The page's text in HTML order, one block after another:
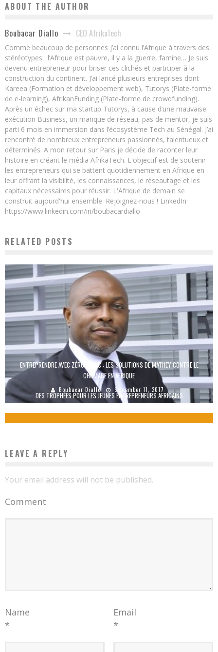
ABOUT THE AUTHOR
Boubacar Diallo CEO AfrikaTech
Comme beaucoup de personnes j’ai connu l’Afrique à travers des
stéréotypes : l’Afrique est pauvre, il y a la guerre, famine… Je suis
devenu entrepreneur pour briser ces clichés et participer à la
construction du continent. J’ai lancé plusieurs entreprises dont
Kareea (Formation et développement web), Tutorys (Plate-forme
de e-learning), AfrikanFunding (Plate-forme de crowdfunding).
Après un échec sur ma startup Tutorys, à cause d’une mauvaise
exécution Business, un manque de réseau, pas de mentor, je suis
parti 6 mois en immersion dans l’écosystème Tech au Sénégal. J’ai
rencontré de nombreux entrepreneurs passionnés, talentueux et
déterminés. A mon retour sur Paris je décide de raconter leur
histoire en créant le média AfrikaTech. L'objectif est de soutenir
les entrepreneurs qui se battent quotidiennement en Afrique en
leur offrant la visibilité, les connaissances, le réseautage et les
capitaux nécessaires pour réussir. L'Afrique de demain se
construit aujourd'hui ensemble. Rejoignez-nous ! LinkedIn:
https://www.linkedin.com/in/boubacardiallo
RELATED POSTS
ENTREPRENDRE AVEC ZÉRO FRANC : LES SOLUTIONS DE MATHEY CONTRE LE
CHÔMAGE EN AFRIQUE
Boubacar Diallo September 11, 2017
DES TROPHÉES POUR LES JEUNES ENTREPRENEURS AFRICAINS
LEAVE A REPLY
Your email address will not be published.
Comment
Name
*
Email
*